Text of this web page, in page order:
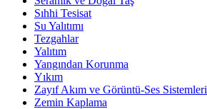
Sıhhi Tesisat
Su Yalıtımı
Tezgahlar
Yalıtım
Yangından Korunma
Yıkım
Zayıf Akım ve Görüntü-Ses Sistemleri
Zemin Kaplama